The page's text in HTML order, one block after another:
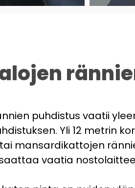
puhdistus vaatii
Yli 12 metrin
mansardikattojen
vaatia